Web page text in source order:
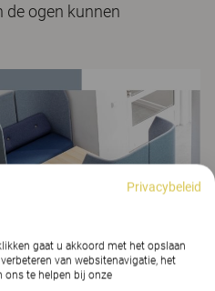
de ogen kunnen
Privacybeleid
gaat u akkoord met het opslaan
van websitenavigatie, het
ons te helpen bij onze